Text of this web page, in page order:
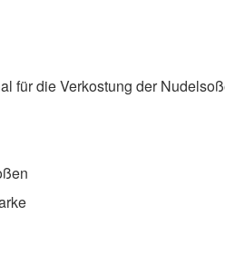
für die Verkostung der